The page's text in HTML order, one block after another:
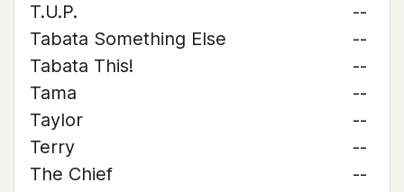
T.U.P.
--
Tabata Something Else
--
Tabata This!
--
Tama
--
Taylor
--
Terry
--
The Chief
--